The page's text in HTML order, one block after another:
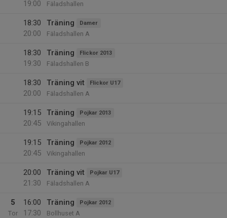
19:00
Fäladshallen
18:30
20:00
Träning Damer
Fäladshallen A
18:30
19:30
Träning Flickor 2013
Fäladshallen B
18:30
20:00
Träning vit Flickor U17
Fäladshallen A
19:15
20:45
Träning Pojkar 2013
Vikingahallen
19:15
20:45
Träning Pojkar 2012
Vikingahallen
20:00
21:30
Träning vit Pojkar U17
Fäladshallen A
5
Tor
16:00
17:30
Träning Pojkar 2012
Bollhuset A